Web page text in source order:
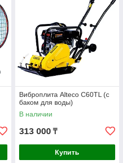
Виброплита Alteco C60TL (с
баком для воды)
В наличии
313 000 ₸
Купить